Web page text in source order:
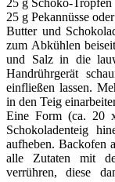
25 g Pekannüsse
Butter und
zum Abkühlen
und Salz in die
Handrührgerät
einfließen lassen.
in den Teig
Eine Form (ca. 20
Schokoladenteig
aufheben. Backofen
alle Zutaten mit
verrühren, diese